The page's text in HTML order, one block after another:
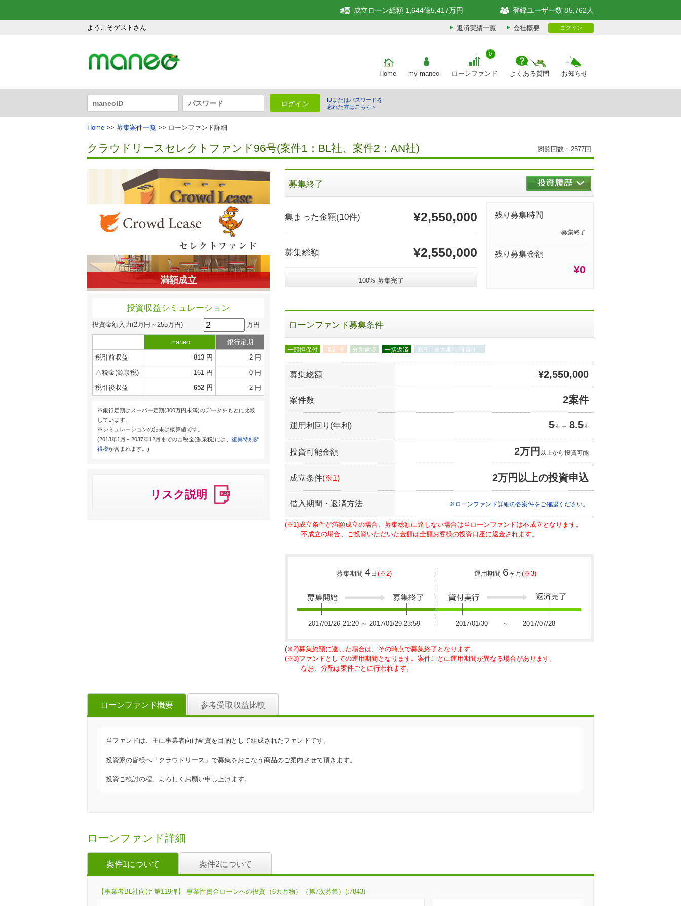
ようこそゲストさん
成立ローン総額 1,644億5,417万円 登録ユーザー数 85,762人
返済実績一覧 会社概要 ログイン
Home my maneo ローンファンド
0
よくある質問 お知らせ
ログイン
IDまたはパスワードを
忘れた方はこちら＞
Home >> 募集案件一覧 >> ローンファンド詳細
クラウドリースセレクトファンド96号(案件1：BL社、案件2：AN社) 閲覧回数：2577回
満額成立
投資収益シミュレーション
投資金額入力(2万円～255万円) 万円
maneo
銀行定期
税引前収益
813 円
2 円
△税金(源泉税)
161 円
0 円
税引後収益
652 円 2 円
※銀行定期はスーパー定期(300万円未満)のデータをもとに比較
しています。
※シミュレーションの結果は概算値です。
(2013年1月～2037年12月までの△税金(源泉税)には、 復興特別所
得税が含まれます。)
リスク説明
募集終了
集まった金額(10件) ¥2,550,000
募集総額 ¥2,550,000
100% 募集完了
残り募集時間
募集終了
残り募集金額
¥0
ローンファンド募集条件
一部担保付 保証付 分割返済 一括返済 IRR（最大期待利回り）
募集総額 ¥2,550,000
案件数 2案件
運用利回り(年利) 5% ～ 8.5%
投資可能金額 2万円 以上から投資可能
成立条件(※1) 2万円以上の投資申込
借入期間・返済方法 ※ローンファンド詳細の各案件をご確認ください。
(※1)成立条件が満額成立の場合、募集総額に達しない場合は当ローンファンドは不成立となります。
不成立の場合、ご投資いただいた金額は全額お客様の投資口座に返金されます。
募集期間 4 日(※2) 運用期間 6ヶ月 (※3)
2017/01/26 21:20 ～ 2017/01/29 23:59 2017/01/30 ～ 2017/07/28
(※2)募集総額に達した場合は、その時点で募集終了となります。
(※3)ファンドとしての運用期間となります。案件ごとに運用期間が異なる場合があります。
なお、分配は案件ごとに行われます。
ローンファンド概要 参考受取収益比較
当ファンドは、主に事業者向け融資を目的として組成されたファンドです。
投資家の皆様へ「クラウドリース」で募集をおこなう商品のご案内させて頂きます。
投資ご検討の程、よろしくお願い申し上げます。
ローンファンド詳細
案件1について 案件2について
【事業者BL社向け 第119弾】 事業性資金ローンへの投資（6カ月物）（第7次募集）(:7843)